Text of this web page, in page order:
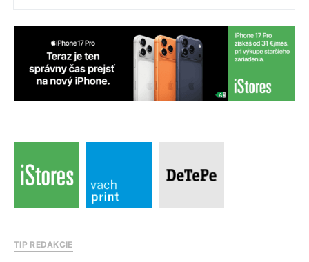
TIP REDAKCIE